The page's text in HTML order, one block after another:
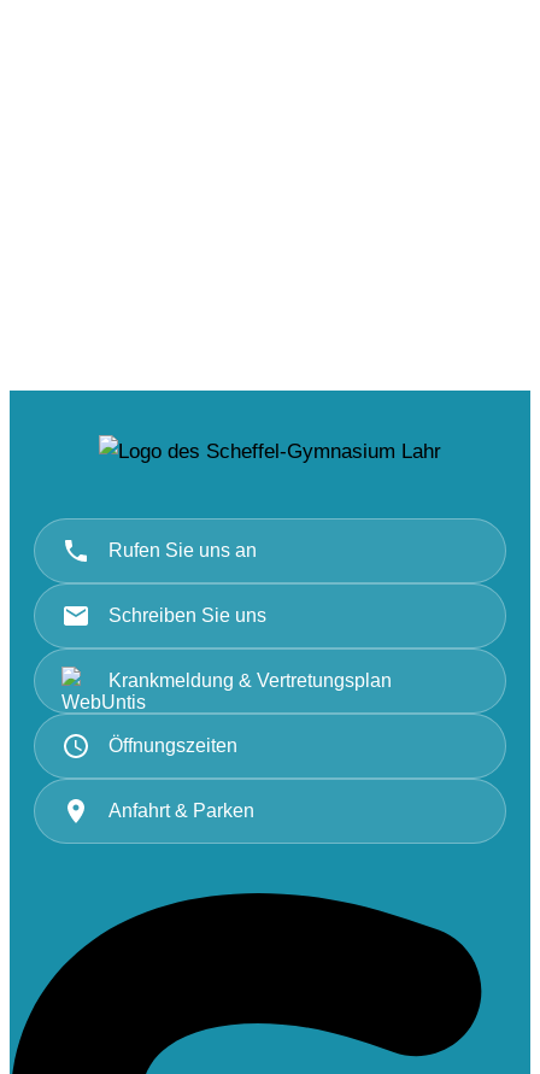
Rufen Sie uns an
Schreiben Sie uns
Krankmeldung & Vertretungsplan
Öffnungszeiten
Anfahrt & Parken